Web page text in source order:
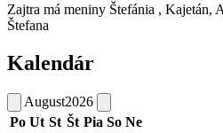
Zajtra má meniny Štefánia , Kajetán,
Štefana
Kalendár
August2026
Po Ut St Št Pia So Ne